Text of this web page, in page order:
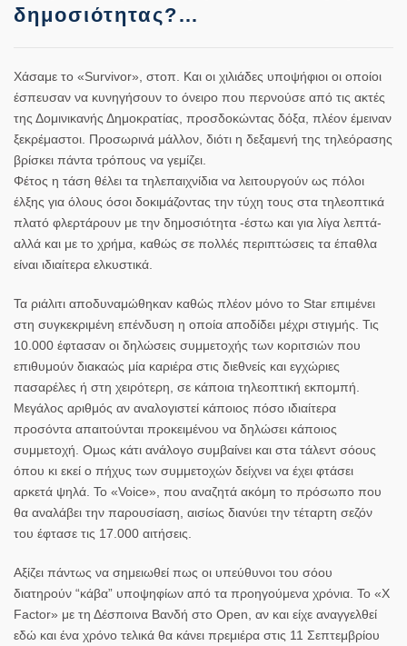
δημοσιότητας?…
Χάσαμε το «Survivor», στοπ. Και οι χιλιάδες υποψήφιοι οι οποίοι
έσπευσαν να κυνηγήσουν το όνειρο που περνούσε από τις ακτές
της Δομινικανής Δημοκρατίας, προσδοκώντας δόξα, πλέον έμειναν
ξεκρέμαστοι. Προσωρινά μάλλον, διότι η δεξαμενή της τηλεόρασης
βρίσκει πάντα τρόπους να γεμίζει.
Φέτος η τάση θέλει τα τηλεπαιχνίδια να λειτουργούν ως πόλοι
έλξης για όλους όσοι δοκιμάζοντας την τύχη τους στα τηλεοπτικά
πλατό φλερτάρουν με την δημοσιότητα -έστω και για λίγα λεπτά-
αλλά και με το χρήμα, καθώς σε πολλές περιπτώσεις τα έπαθλα
είναι ιδιαίτερα ελκυστικά.
Τα ριάλιτι αποδυναμώθηκαν καθώς πλέον μόνο το Star επιμένει
στη συγκεκριμένη επένδυση η οποία αποδίδει μέχρι στιγμής. Τις
10.000 έφτασαν οι δηλώσεις συμμετοχής των κοριτσιών που
επιθυμούν διακαώς μία καριέρα στις διεθνείς και εγχώριες
πασαρέλες ή στη χειρότερη, σε κάποια τηλεοπτική εκπομπή.
Μεγάλος αριθμός αν αναλογιστεί κάποιος πόσο ιδιαίτερα
προσόντα απαιτούνται προκειμένου να δηλώσει κάποιος
συμμετοχή. Ομως κάτι ανάλογο συμβαίνει και στα τάλεντ σόους
όπου κι εκεί ο πήχυς των συμμετοχών δείχνει να έχει φτάσει
αρκετά ψηλά. Το «Voice», που αναζητά ακόμη το πρόσωπο που
θα αναλάβει την παρουσίαση, αισίως διανύει την τέταρτη σεζόν
του έφτασε τις 17.000 αιτήσεις.
Αξίζει πάντως να σημειωθεί πως οι υπεύθυνοι του σόου
διατηρούν “κάβα” υποψηφίων από τα προηγούμενα χρόνια. Το «X
Factor» με τη Δέσποινα Βανδή στο Open, αν και είχε αναγγελθεί
εδώ και ένα χρόνο τελικά θα κάνει πρεμιέρα στις 11 Σεπτεμβρίου